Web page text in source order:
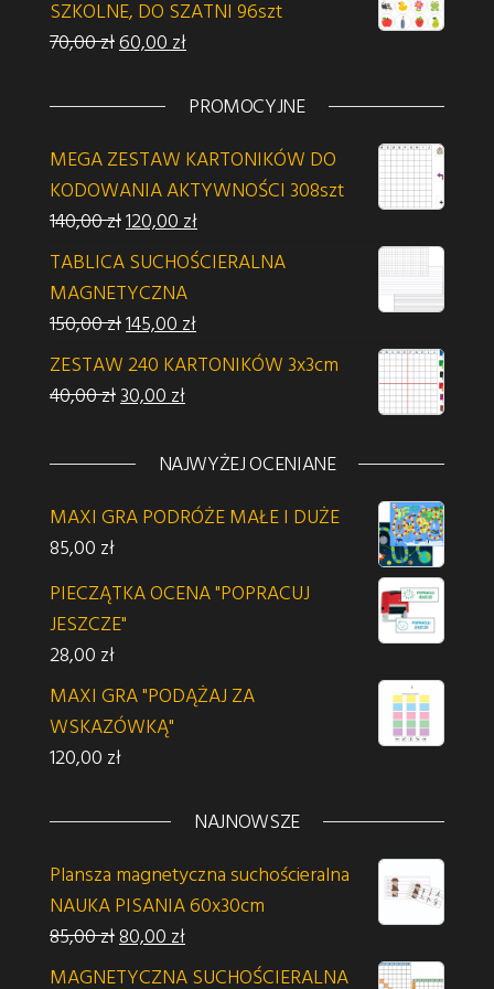
SZKOLNE, DO SZATNI 96szt
70,00złPierwotna cena wynosiła: 70,00 zł.
60,00 złAktualna cena wynosi: 60,00 zł.
PROMOCYJNE
MEGA ZESTAW KARTONIKÓW DO
KODOWANIA AKTYWNOŚCI 308szt
140,00złPierwotna cena wynosiła: 140,00 zł.
120,00 złAktualna cena wynosi: 120,00 zł.
TABLICA SUCHOŚCIERALNA
MAGNETYCZNA
150,00złPierwotna cena wynosiła: 150,00 zł.
145,00 złAktualna cena wynosi: 145,00 zł.
ZESTAW 240 KARTONIKÓW 3x3cm
40,00złPierwotna cena wynosiła: 40,00 zł.
30,00 złAktualna cena wynosi: 30,00 zł.
NAJWYŻEJ OCENIANE
MAXI GRA PODRÓŻE MAŁE I DUŻE
85,00 zł
PIECZĄTKA OCENA "POPRACUJ
JESZCZE"
28,00 zł
MAXI GRA "PODĄŻAJ ZA
WSKAZÓWKĄ"
120,00 zł
NAJNOWSZE
Plansza magnetyczna suchościeralna
NAUKA PISANIA 60x30cm
85,00złPierwotna cena wynosiła: 85,00 zł.
80,00 złAktualna cena wynosi: 80,00 zł.
MAGNETYCZNA SUCHOŚCIERALNA